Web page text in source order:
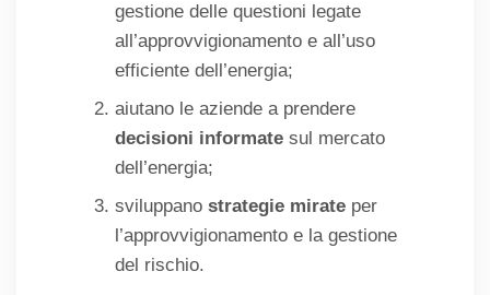
gestione delle questioni legate
all’approvvigionamento e all’uso
efficiente dell’energia;
aiutano le aziende a prendere
decisioni informate sul mercato
dell’energia;
sviluppano strategie mirate per
l’approvvigionamento e la gestione
del rischio.